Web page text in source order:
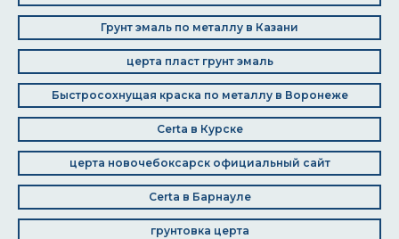
Грунт эмаль по металлу в Казани
церта пласт грунт эмаль
Быстросохнущая краска по металлу в Воронеже
Certa в Курске
церта новочебоксарск официальный сайт
Certa в Барнауле
грунтовка церта